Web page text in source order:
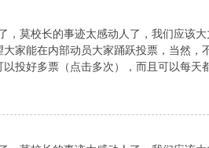
莫校长的事迹太感动人了，我们应该
家能在内部动员大家踊跃投票，当然，
投好多票（点击多次），而且可以每天